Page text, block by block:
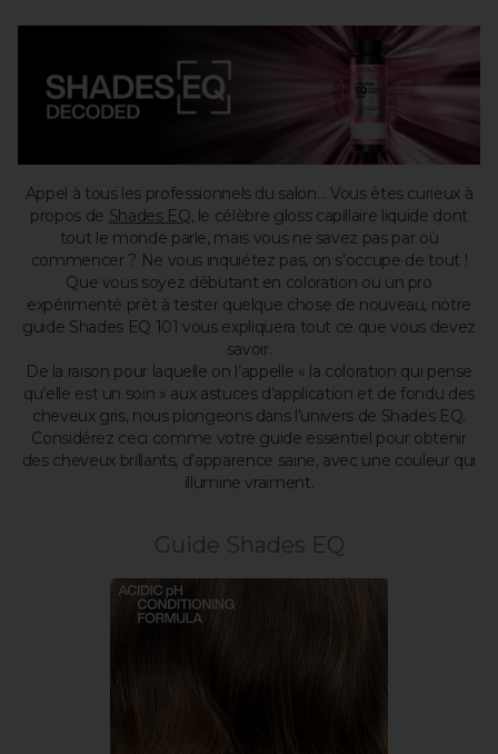
Appel à tous les professionnels du salon… Vous êtes curieux à
propos de Shades EQ, le célèbre gloss capillaire liquide dont
tout le monde parle, mais vous ne savez pas par où
commencer ? Ne vous inquiétez pas, on s’occupe de tout !
Que vous soyez débutant en coloration ou un pro
expérimenté prêt à tester quelque chose de nouveau, notre
guide Shades EQ 101 vous expliquera tout ce que vous devez
savoir.
De la raison pour laquelle on l’appelle « la coloration qui pense
qu’elle est un soin » aux astuces d’application et de fondu des
cheveux gris, nous plongeons dans l’univers de Shades EQ.
Considérez ceci comme votre guide essentiel pour obtenir
des cheveux brillants, d’apparence saine, avec une couleur qui
illumine vraiment.
Guide Shades EQ